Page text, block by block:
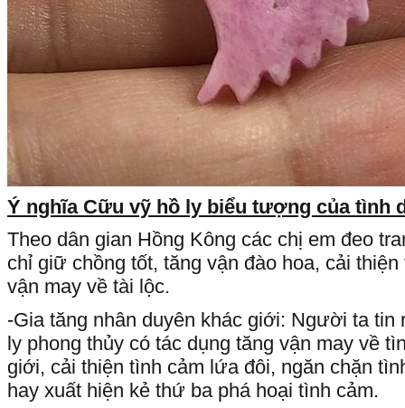
Ý nghĩa Cữu vỹ hồ ly biểu tượng của tình
Theo dân gian Hồng Kông các chị em đeo
chỉ giữ chồng tốt, tăng vận đào hoa, cải
vận may về tài lộc.
-Gia tăng nhân duyên khác giới: Người ta tin
ly phong thủy có tác dụng tăng vận may về
giới, cải thiện tình cảm lứa đôi, ngăn chặn
hay xuất hiện kẻ thứ ba phá hoại tình cảm.